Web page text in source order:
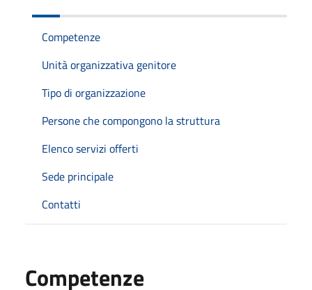
Competenze
Unità organizzativa genitore
Tipo di organizzazione
Persone che compongono la struttura
Elenco servizi offerti
Sede principale
Contatti
Competenze